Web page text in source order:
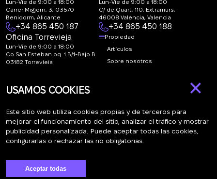
Lun-Vie de 9:00 a 18:00
Carrer Migjorn, 3, 03570
Benidorm, Alicante
+34 865 450 187
Lun-Vie de 9:00 a 18:00
C/ de Quart, 110, Extramurs,
46008 València, Valencia
+34 865 450 188
Oficina Torrevieja
Lun-Vie de 9:00 a 18:00
Co San Esteban bq. 1 B/1-Bajo B
03182 Torrevieja
life.estate
Propiedad
Artículos
Sobre nosotros
Suscríbase a nuestras noticias. Envío semanal
×
USAMOS COOKIES
Este sitio web utiliza cookies propias y de terceros para
mejorar el funcionamiento del sitio, analizar el tráfico y mostrar
publicidad personalizada. Puede aceptar todas las cookies,
configurarlas o rechazar las no obligatorias.
Aceptar todas